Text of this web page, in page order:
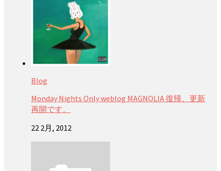
Blog
Monday Nights Only weblog MAGNOLIA 復帰、更新
再開です。
22 2月, 2012